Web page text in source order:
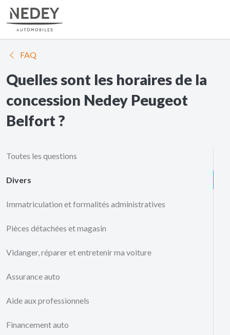
FAQ
Quelles sont les horaires de la
concession Nedey Peugeot
Belfort ?
Toutes les questions
Divers
Immatriculation et formalités administratives
Pièces détachées et magasin
Vidanger, réparer et entretenir ma voiture
Assurance auto
Aide aux professionnels
Financement auto